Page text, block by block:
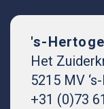
's-
Het
5215 MV
+31 (0)73